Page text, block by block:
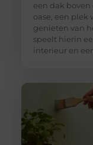
een dak boven
oase, een plek
genieten van
speelt hierin
interieur en